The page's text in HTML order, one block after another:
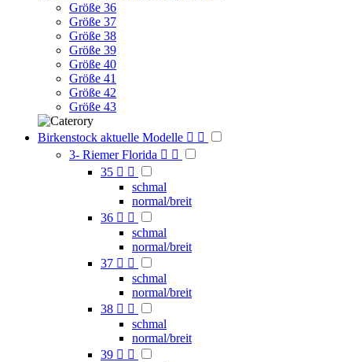
Größe 36
Größe 37
Größe 38
Größe 39
Größe 40
Größe 41
Größe 42
Größe 43
Birkenstock aktuelle Modelle  
3- Riemer Florida  
35  
schmal
normal/breit
36  
schmal
normal/breit
37  
schmal
normal/breit
38  
schmal
normal/breit
39  